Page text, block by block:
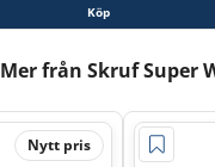
Köp
Mer från Skruf Super
Nytt pris